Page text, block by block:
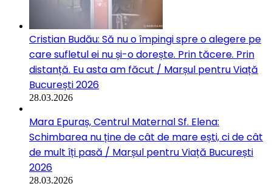
Cristian Budău: Să nu o împingi spre o alegere pe
care sufletul ei nu și-o dorește. Prin tăcere. Prin
distanță. Eu asta am făcut / Marșul pentru Viață
București 2026
28.03.2026
Mara Epuraș, Centrul Maternal Sf. Elena:
Schimbarea nu ține de cât de mare ești, ci de cât
de mult îți pasă / Marșul pentru Viață București
2026
28.03.2026